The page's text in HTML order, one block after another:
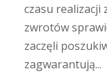
czasu realizacji
zwrotów
zaczęli
zagwarantują...